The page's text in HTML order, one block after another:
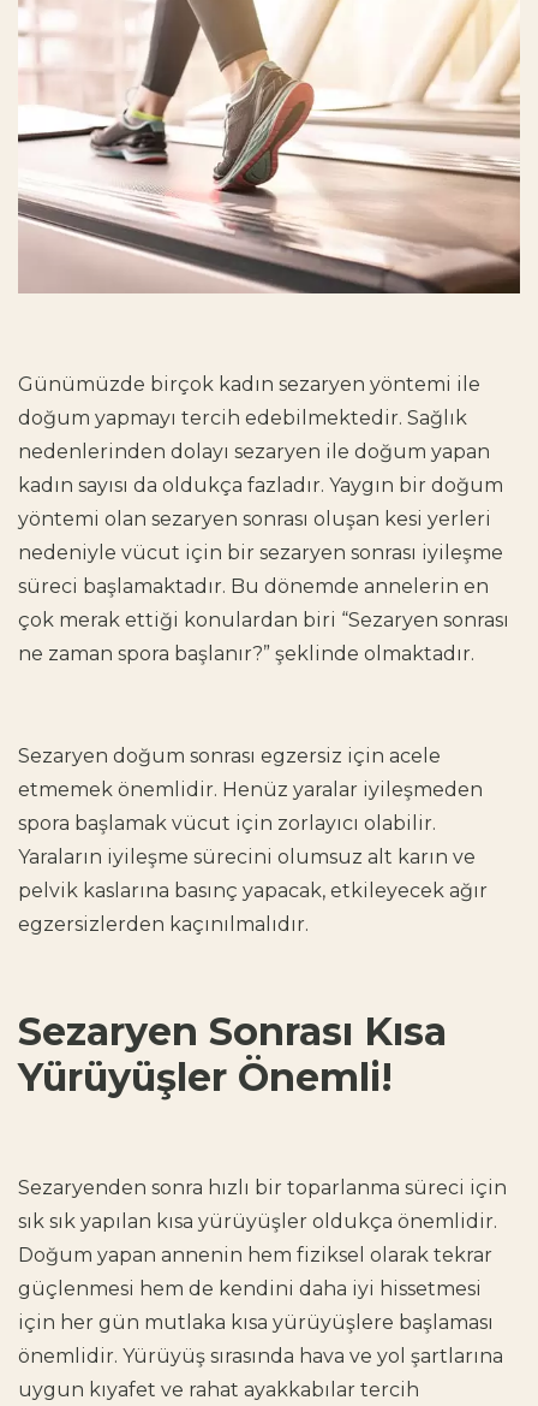
Günümüzde birçok kadın sezaryen yöntemi ile
doğum yapmayı tercih edebilmektedir. Sağlık
nedenlerinden dolayı sezaryen ile doğum yapan
kadın sayısı da oldukça fazladır. Yaygın bir doğum
yöntemi olan sezaryen sonrası oluşan kesi yerleri
nedeniyle vücut için bir sezaryen sonrası iyileşme
süreci başlamaktadır. Bu dönemde annelerin en
çok merak ettiği konulardan biri “Sezaryen sonrası
ne zaman spora başlanır?” şeklinde olmaktadır.
Sezaryen doğum sonrası egzersiz için acele
etmemek önemlidir. Henüz yaralar iyileşmeden
spora başlamak vücut için zorlayıcı olabilir.
Yaraların iyileşme sürecini olumsuz alt karın ve
pelvik kaslarına basınç yapacak, etkileyecek ağır
egzersizlerden kaçınılmalıdır.
Sezaryen Sonrası Kısa
Yürüyüşler Önemli!
Sezaryenden sonra hızlı bir toparlanma süreci için
sık sık yapılan kısa yürüyüşler oldukça önemlidir.
Doğum yapan annenin hem fiziksel olarak tekrar
güçlenmesi hem de kendini daha iyi hissetmesi
için her gün mutlaka kısa yürüyüşlere başlaması
önemlidir. Yürüyüş sırasında hava ve yol şartlarına
uygun kıyafet ve rahat ayakkabılar tercih